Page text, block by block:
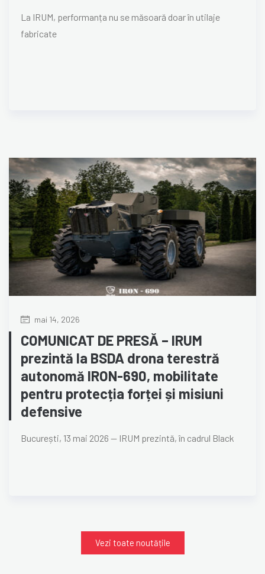
La IRUM, performanța nu se măsoară doar în utilaje
fabricate
mai 14, 2026
COMUNICAT DE PRESĂ – IRUM
prezintă la BSDA drona terestră
autonomă IRON-690, mobilitate
pentru protecția forței și misiuni
defensive
București, 13 mai 2026 — IRUM prezintă, în cadrul Black
Vezi toate noutățile